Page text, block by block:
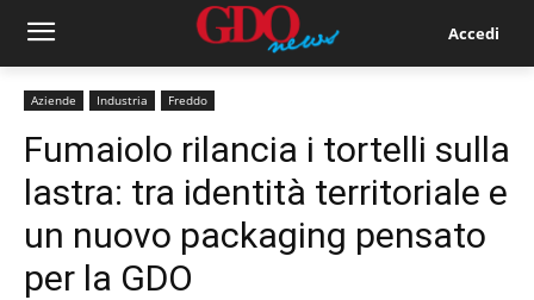
Accedi
Aziende Industria Freddo
Fumaiolo rilancia i tortelli sulla
lastra: tra identità territoriale e
un nuovo packaging pensato
per la GDO